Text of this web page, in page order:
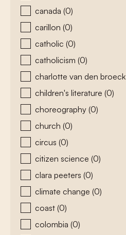
canada (0)
carillon (0)
catholic (0)
catholicism (0)
charlotte van den broeck
children's literature (0)
choreography (0)
church (0)
circus (0)
citizen science (0)
clara peeters (0)
climate change (0)
coast (0)
colombia (0)